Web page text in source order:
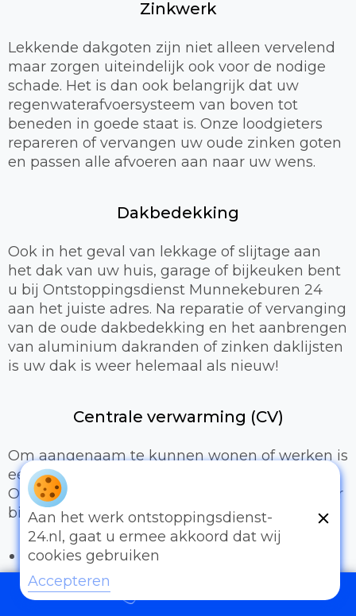
Zinkwerk
Lekkende dakgoten zijn niet alleen vervelend
maar zorgen uiteindelijk ook voor de nodige
schade. Het is dan ook belangrijk dat uw
regenwaterafvoersysteem van boven tot
beneden in goede staat is. Onze loodgieters
repareren of vervangen uw oude zinken goten
en passen alle afvoeren aan naar uw wens.
Dakbedekking
Ook in het geval van lekkage of slijtage aan
het dak van uw huis, garage of bijkeuken bent
u bij Ontstoppingsdienst Munnekeburen 24
aan het juiste adres. Na reparatie of vervanging
van de oude dakbedekking en het aanbrengen
van aluminium dakranden of zinken daklijsten
is uw dak is weer helemaal als nieuw!
Centrale verwarming (CV)
Om aangenaam te kunnen wonen of werken is
een prettig binnenklimaat van groot belang.
Onze loodgieters kunnen hiervoor zorgen door
bijvoorbeeld:
Het uitbreiden of compleet installeren van
een cv-installatie
Vervangen van radiatoren/radiatorkranen
Aan het werk ontstoppingsdienst-
24.nl, gaat u ermee akkoord dat wij
cookies gebruiken
Accepteren